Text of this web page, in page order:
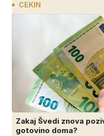
CEKIN
Zakaj Švedi znova
gotovino doma?